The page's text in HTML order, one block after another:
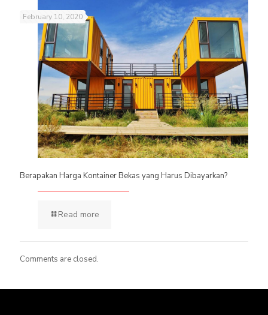
February 10, 2020
Berapakan Harga Kontainer Bekas yang Harus Dibayarkan?
Read more
Comments are closed.